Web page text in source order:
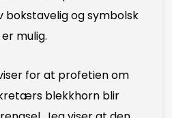
bokstavelig og symbolsk
mulig.
for at profetien om
blekkhorn blir